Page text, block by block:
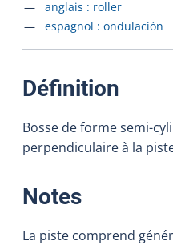
Accéder à la fiche en
anglais : roller
Accéder à la fiche en
espagnol : ondulación
Définition
Bosse de forme semi-
perpendiculaire à la
Notes:
La piste comprend